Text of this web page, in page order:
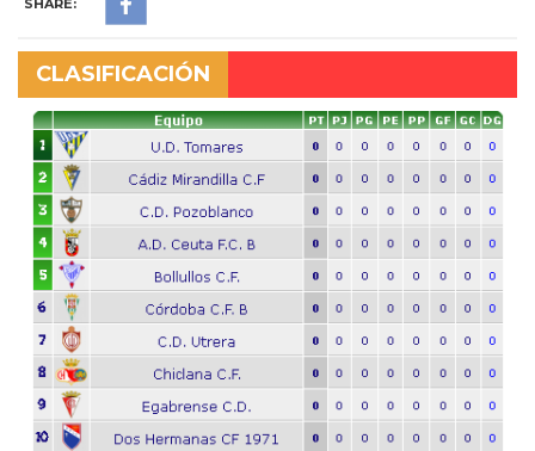
SHARE:
CLASIFICACIÓN